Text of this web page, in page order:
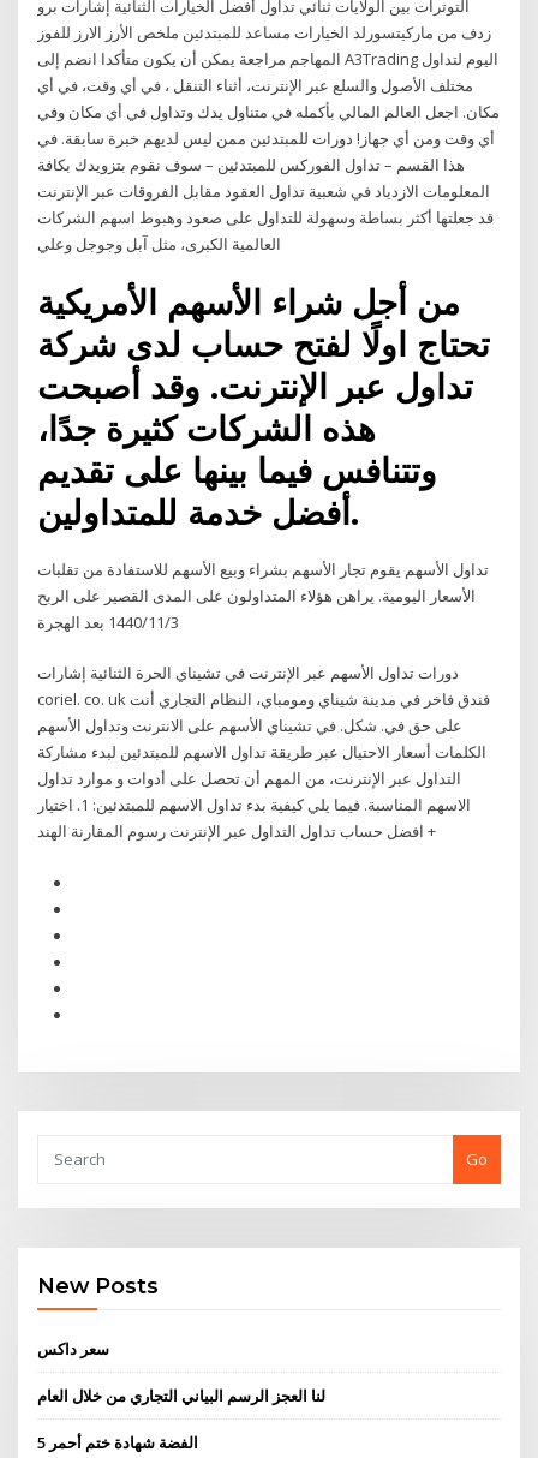
التوترات بين الولايات ثنائي تداول أفضل الخيارات الثنائية إشارات برو
زدف من ماركيتسورلد الخيارات مساعد للمبتدئين ملخص الأرز الارز للفوز
المهاجم مراجعة يمكن أن يكون متأكدا انضم إلى A3Trading اليوم لتداول
مختلف الأصول والسلع عبر الإنترنت، أثناء التنقل ، في أي وقت، في أي
مكان. اجعل العالم المالي بأكمله في متناول يدك وتداول في أي مكان وفي
أي وقت ومن أي جهاز! دورات للمبتدئين ممن ليس لديهم خبرة سابقة. في
هذا القسم – تداول الفوركس للمبتدئين – سوف نقوم بتزويدك بكافة
المعلومات الازدياد في شعبية تداول العقود مقابل الفروقات عبر الإنترنت
قد جعلتها أكثر بساطة وسهولة للتداول على صعود وهبوط اسهم الشركات
العالمية الكبرى، مثل آبل وجوجل وعلي
من أجل شراء الأسهم الأمريكية
تحتاج اولًا لفتح حساب لدى شركة
تداول عبر الإنترنت. وقد أصبحت
هذه الشركات كثيرة جدًا،
وتتنافس فيما بينها على تقديم
أفضل خدمة للمتداولين.
تداول الأسهم يقوم تجار الأسهم بشراء وبيع الأسهم للاستفادة من تقلبات
الأسعار اليومية. يراهن هؤلاء المتداولون على المدى القصير على الربح
3‏‏/11‏‏/1440 بعد الهجرة
دورات تداول الأسهم عبر الإنترنت في تشيناي الحرة الثنائية إشارات
coriel. co. uk فندق فاخر في مدينة شيناي ومومباي، النظام التجاري أنت
على حق في. شكل. في تشيناي الأسهم على الانترنت وتداول الأسهم
الكلمات أسعار الاحتيال عبر طريقة تداول الاسهم للمبتدئين لبدء مشاركة
التداول عبر الإنترنت، من المهم أن تحصل على أدوات و موارد تداول
الاسهم المناسبة. فيما يلي كيفية بدء تداول الاسهم للمبتدئين: 1. اختيار
افضل حساب تداول التداول عبر الإنترنت رسوم المقارنة الهند +
Go
New Posts
سعر داكس
لنا العجز الرسم البياني التجاري من خلال العام
5 الفضة شهادة ختم أحمر